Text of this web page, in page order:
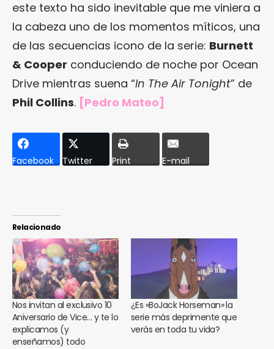
este texto ha sido inevitable que me viniera a
la cabeza uno de los momentos míticos, una
de las secuencias icono de la serie: Burnett
& Cooper conduciendo de noche por Ocean
Drive mientras suena “In The Air Tonight” de
Phil Collins. [Pedro Mateo]
Facebook Twitter Print E-mail
Relacionado
Nos invitan al exclusivo 10
Aniversario de Vice… y te lo
explicamos (y
enseñamos) todo
¿Es «BoJack Horseman» la
serie más deprimente que
verás en toda tu vida?